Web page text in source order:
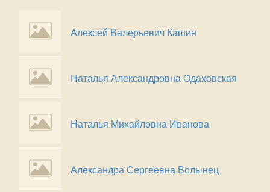
Алексей Валерьевич Кашин
Наталья Александровна Одаховская
Наталья Михайловна Иванова
Александра Сергеевна Волынец